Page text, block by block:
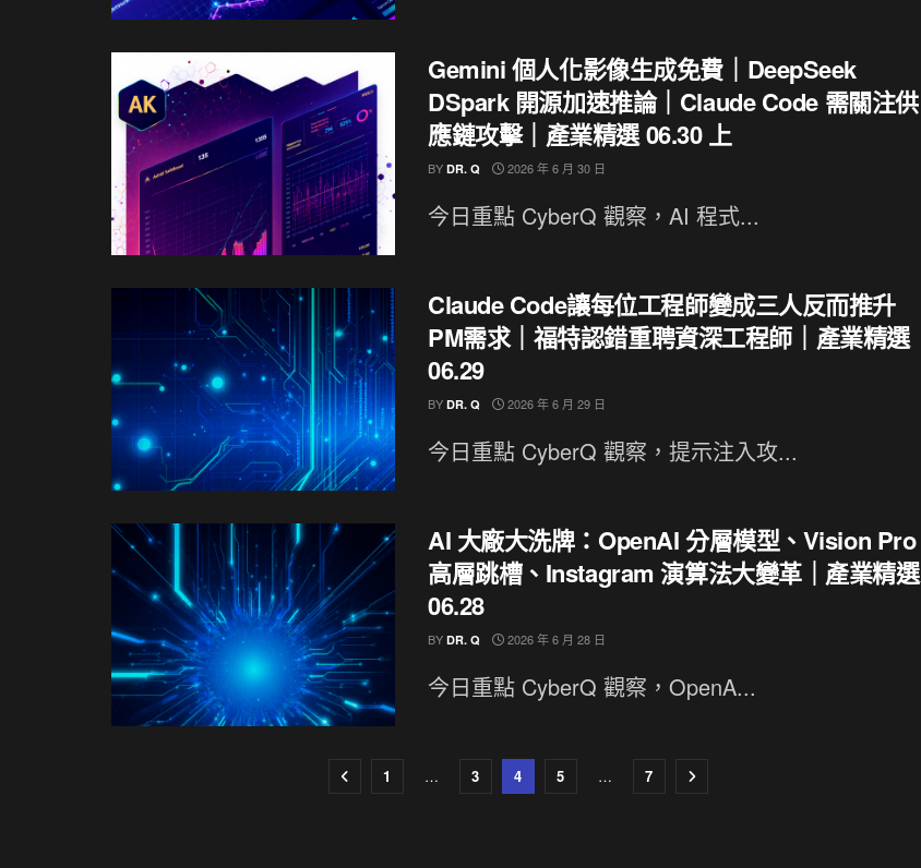
Gemini 個人化影像生成免費｜DeepSeek
DSpark 開源加速推論｜Claude Code 需關注供
應鏈攻擊｜產業精選 06.30 上
BY DR. Q 2026 年 6 月 30 日
今日重點 CyberQ 觀察，AI 程式...
Claude Code讓每位工程師變成三人反而推升
PM需求｜福特認錯重聘資深工程師｜產業精選
06.29
BY DR. Q 2026 年 6 月 29 日
今日重點 CyberQ 觀察，提示注入攻...
AI 大廠大洗牌：OpenAI 分層模型、Vision Pro
高層跳槽、Instagram 演算法大變革｜產業精選
06.28
BY DR. Q 2026 年 6 月 28 日
今日重點 CyberQ 觀察，OpenA...
1 … 3 4 5 … 7